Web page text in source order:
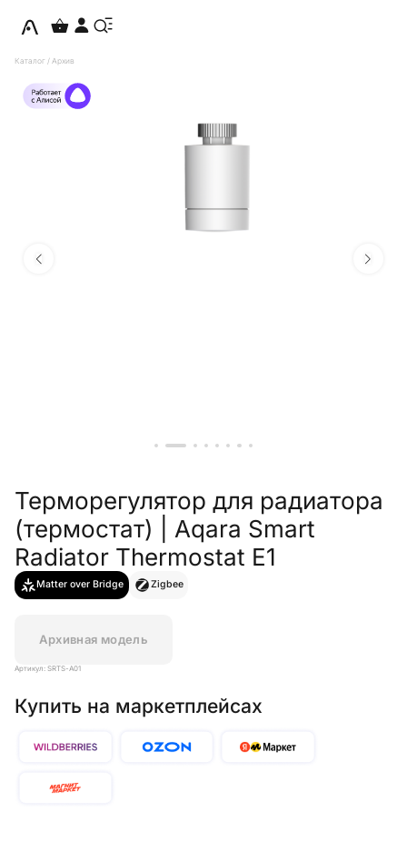
Каталог / Архив
Терморегулятор для радиатора
(термостат) | Aqara Smart
Radiator Thermostat E1
Matter over Bridge Zigbee
Архивная модель
Артикул: SRTS-A01
Купить на маркетплейсах